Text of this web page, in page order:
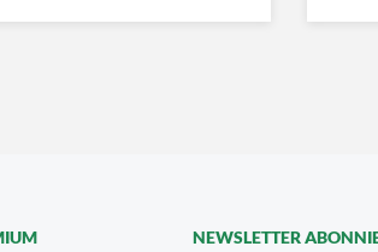
NEWSLETTER